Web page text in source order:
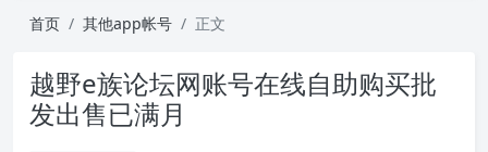
首页 其他app帐号 正文
越野e族论坛网账号在线自助购买批
发出售已满月